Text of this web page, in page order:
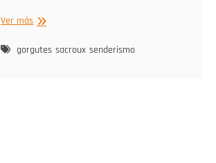
Ver másSubiendo
pico
gorgutes sacroux senderismo